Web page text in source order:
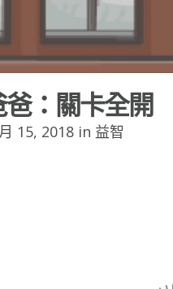
：關卡全開
15, 2018 in 益智